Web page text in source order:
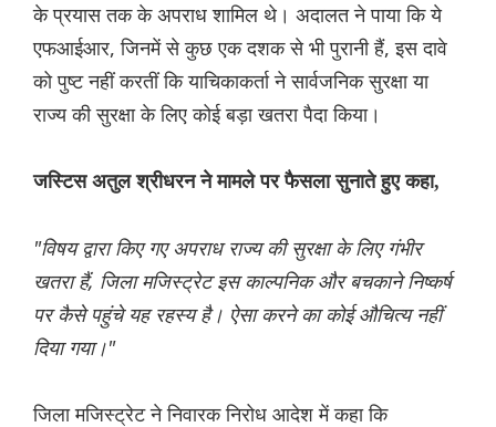
के प्रयास तक के अपराध शामिल थे। अदालत ने पाया कि ये
एफआईआर, जिनमें से कुछ एक दशक से भी पुरानी हैं, इस दावे
को पुष्ट नहीं करतीं कि याचिकाकर्ता ने सार्वजनिक सुरक्षा या
राज्य की सुरक्षा के लिए कोई बड़ा खतरा पैदा किया।
जस्टिस अतुल श्रीधरन ने मामले पर फैसला सुनाते हुए कहा,
"विषय द्वारा किए गए अपराध राज्य की सुरक्षा के लिए गंभीर
खतरा हैं, जिला मजिस्ट्रेट इस काल्पनिक और बचकाने निष्कर्ष
पर कैसे पहुंचे यह रहस्य है। ऐसा करने का कोई औचित्य नहीं
दिया गया।"
जिला मजिस्ट्रेट ने निवारक निरोध आदेश में कहा कि